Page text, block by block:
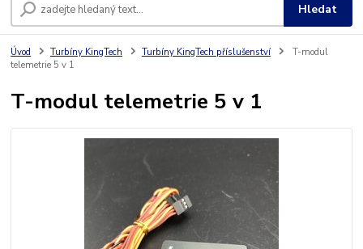
Hledat
Úvod Turbíny KingTech Turbíny KingTech příslušenství
T-modul
telemetrie 5 v 1
T-modul telemetrie 5 v 1